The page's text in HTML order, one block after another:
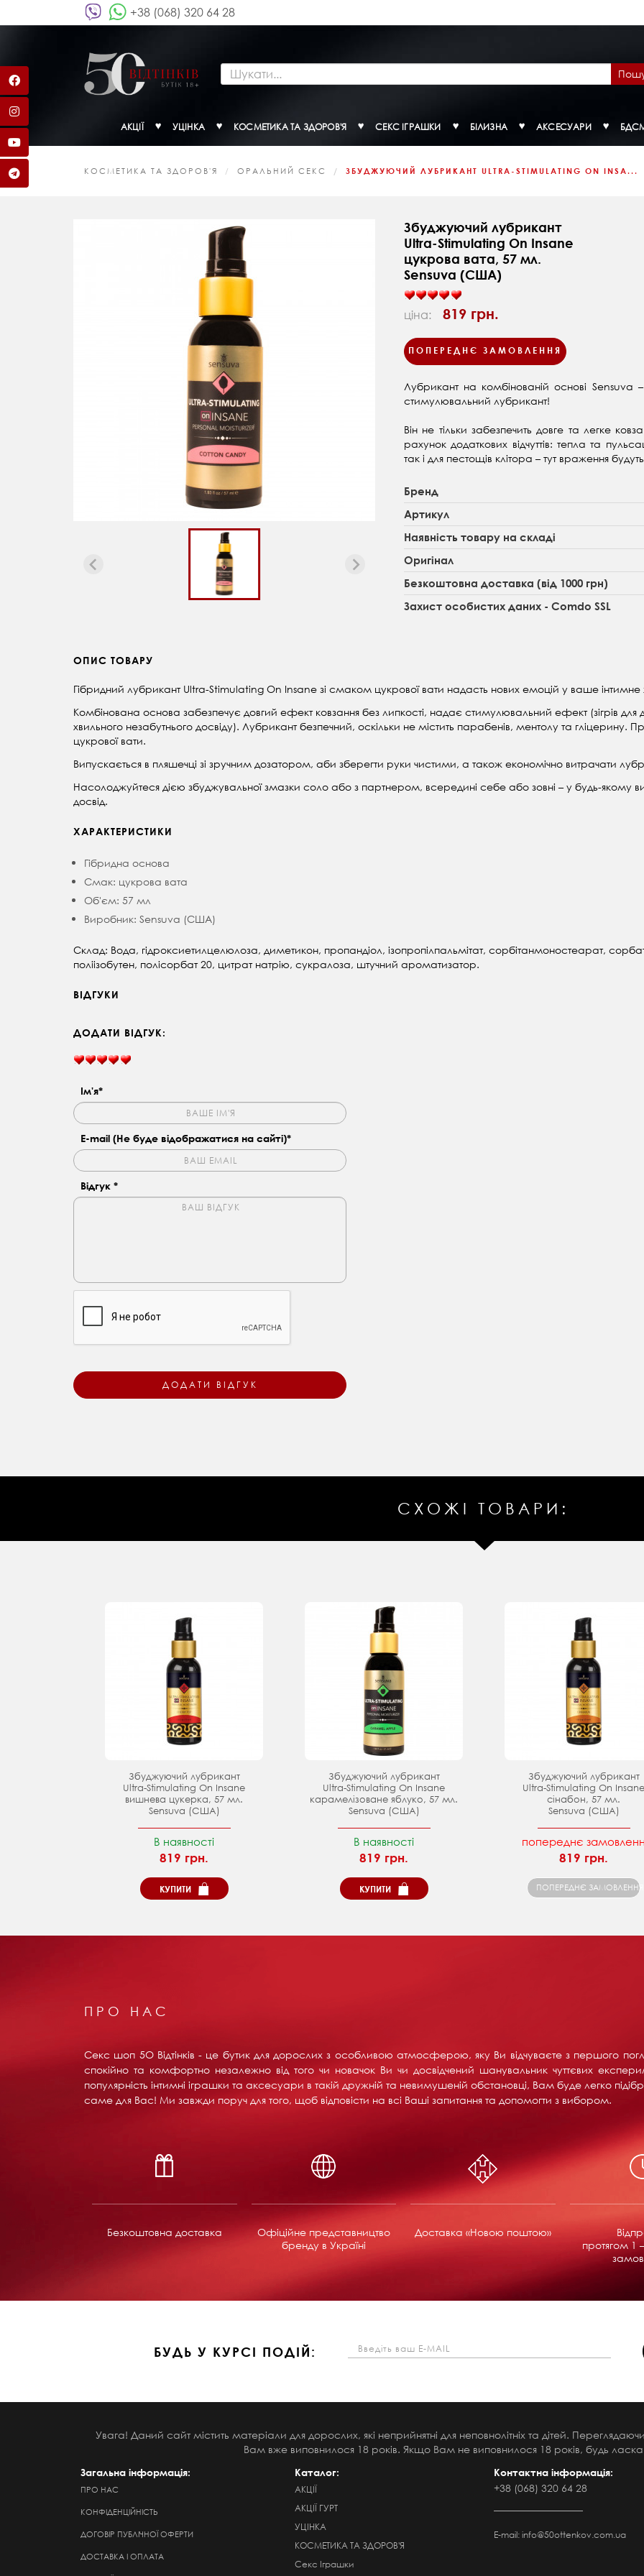
+38 (068) 320 64 28
АКЦІЇ УЦІНКА КОСМЕТИКА ТА ЗДОРОВ'Я СЕКС ІГРАШКИ БІЛИЗНА АКСЕСУАРИ
КОСМЕТИКА ТА ЗДОРОВ'Я ОРАЛЬНИЙ СЕКС ЗБУДЖУЮЧИЙ ЛУБРИКАНТ ULTRA-STIMULATING ON INSA...
Збуджуючий лубрикант
Ultra-Stimulating On Insane
цукрова вата, 57 мл.
Sensuva (США)
ціна: 819 грн.
ПОПЕРЕДНЄ ЗАМОВЛЕННЯ
Лубрикант на комбінованій основі Sensuva
стимулювальний лубрикант!
Він не тільки забезпечить довге та легке
рахунок додаткових відчуттів: тепла та
так і для пестощів клітора – тут враження
Бренд
Артикул
Наявність товару на складі
Оригінал
Безкоштовна доставка (від 1000 грн)
Захист особистих даних - Comdo SSL
ОПИС ТОВАРУ
Гібридний лубрикант Ultra-Stimulating On Insane зі смаком цукрової вати надасть нових емоцій у ваше інтимне
Комбінована основа забезпечує довгий ефект ковзання без липкості, надає стимулювальний ефект (зігрів для
хвильного незабутнього досвіду). Лубрикант безпечний, оскільки не містить парабенів, ментолу та
цукрової вати.
Випускається в пляшечці зі зручним дозатором, аби зберегти руки чистими, а також економічно витрачати
Насолоджуйтеся дією збуджувальної змазки соло або з партнером, всередині себе або зовні – у будь-якому
досвід.
ХАРАКТЕРИСТИКИ
Гібридна основа
Смак: цукрова вата
Об'єм: 57 мл
Виробник: Sensuva (США)
Склад: Вода, гідроксиетилцелюлоза, диметикон, пропандіол, ізопропілпальмітат, сорбітанмоностеарат,
поліізобутен, полісорбат 20, цитрат натрію, сукралоза, штучний ароматизатор.
ВІДГУКИ
ДОДАТИ ВІДГУК:
Ім'я*
E-mail (Не буде відображатися на сайті)*
Відгук *
СХОЖІ ТОВАРИ:
Збуджуючий лубрикант
Ultra-Stimulating On Insane
вишнева цукерка, 57 мл.
Sensuva (США)
В наявності
819 грн.
КУПИТИ
Збуджуючий лубрикант
Ultra-Stimulating On Insane
карамелізоване яблуко, 57 мл.
Sensuva (США)
В наявності
819 грн.
КУПИТИ
Збуджуючий лубрикант
Ultra-Stimulating On Insane
сінабон, 57 мл.
Sensuva (США)
попереднє
819 грн.
ПОПЕРЕДНЄ ЗАМОВЛЕННЯ
ПРО НАС
Секс шоп 5О Відтінків - це бутик для дорослих з особливою атмосферою, яку Ви відчуваєте з першого
спокійно та комфортно незалежно від того чи новачок Ви чи досвідчений шанувальник чуттєвих
популярність інтимні іграшки та аксесуари в такій дружній та невимушеній обстановці, Вам буде легко
саме для Вас! Ми завжди поруч для того, щоб відповісти на всі Ваші запитання та допомогти з вибором.
Безкоштовна доставка
Офіційне представництво
бренду в Україні
Доставка «Новою поштою»
протягом 1
БУДЬ У КУРСІ ПОДІЙ:
Увага! Даний сайт містить матеріали для дорослих, які неприйнятні для неповнолітніх та дітей.
Вам вже виповнилося 18 років. Якщо Вам не виповнилося 18 років, будь
Загальна інформація:
ПРО НАС
КОНФІДЕНЦІЙНІСТЬ
ДОГОВІР ПУБЛІЧНОЇ ОФЕРТИ
ДОСТАВКА І ОПЛАТА
Каталог:
АКЦІЇ
АКЦІЇ ГУРТ
УЦІНКА
КОСМЕТИКА ТА ЗДОРОВ'Я
Секс Іграшки
Контактна інформація:
+38 (068) 320 64 28
E-mail:info@50ottenkov.com.ua